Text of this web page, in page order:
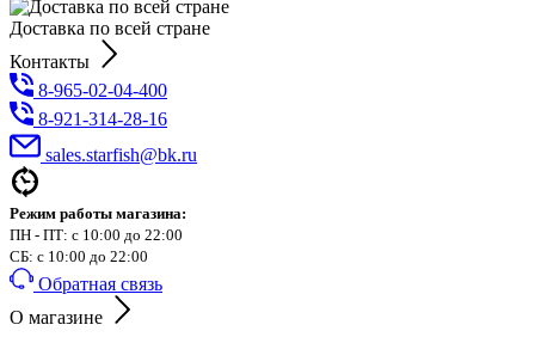
Доставка по всей стране
Контакты
8-965-02-04-400
8-921-314-28-16
sales.starfish@bk.ru
Режим работы магазина:
ПН - ПТ: с 10:00 до 22:00
СБ: с 10:00 до 22:00
Обратная связь
О магазине